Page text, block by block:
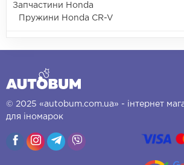
Запчастини Honda
Пружини Honda CR-V
© 2025 «autobum.com.ua» - інтернет
для іномарок